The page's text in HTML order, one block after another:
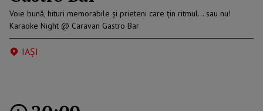
Voie bună, hituri memorabile și prieteni care țin ritmul… sau nu!
Karaoke Night @ Caravan Gastro Bar
IAŞI